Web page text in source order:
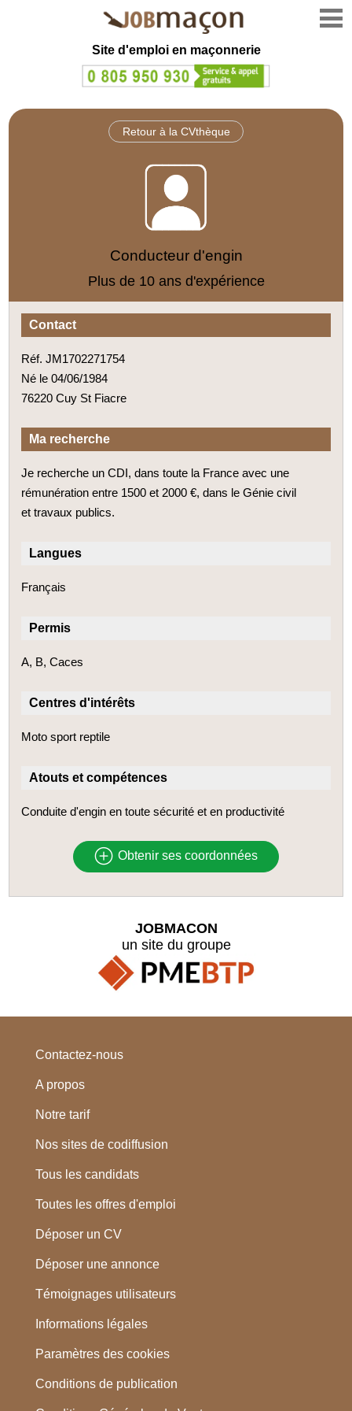
Site d'emploi en maçonnerie
Retour à la CVthèque
Conducteur d'engin
Plus de 10 ans d'expérience
Contact
Réf. JM1702271754
Né le 04/06/1984
76220 Cuy St Fiacre
Ma recherche
Je recherche un CDI, dans toute la France avec une
rémunération entre 1500 et 2000 €, dans le Génie civil
et travaux publics.
Langues
Français
Permis
A, B, Caces
Centres d'intérêts
Moto sport reptile
Atouts et compétences
Conduite d'engin en toute sécurité et en productivité
Obtenir ses coordonnées
JOBMACON
un site du groupe
Contactez-nous
A propos
Notre tarif
Nos sites de codiffusion
Tous les candidats
Toutes les offres d'emploi
Déposer un CV
Déposer une annonce
Témoignages utilisateurs
Informations légales
Paramètres des cookies
Conditions de publication